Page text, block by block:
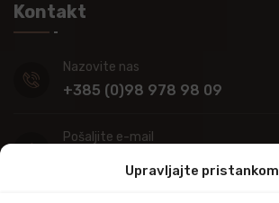
Upravljajte pristankom
Kontakt
Nazovite nas
+385 (0)98 978 98 09
Pošaljite e-mail